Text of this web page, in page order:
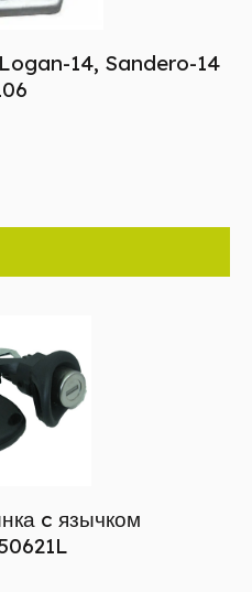
14, Sandero-14
c язычком